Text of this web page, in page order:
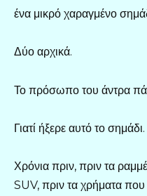
ένα μικρό χαραγμένο
Δύο αρχικά.
Το πρόσωπο του άντρα
Γιατί ήξερε αυτό το σημάδι.
Χρόνια πριν, πριν τα
SUV, πριν τα χρήματα που